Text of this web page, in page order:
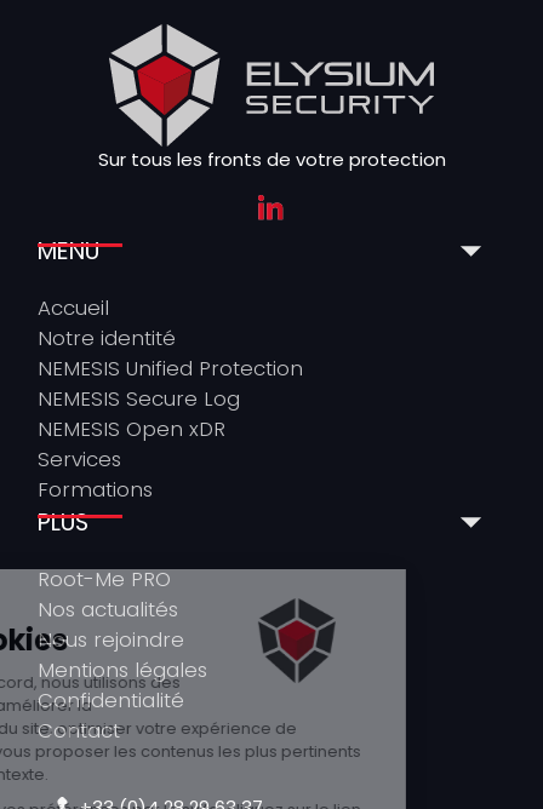
Sur tous les fronts de votre protection
MENU
Accueil
Notre identité
NEMESIS Unified Protection
NEMESIS Secure Log
NEMESIS Open xDR
Services
Formations
PLUS
Root-Me PRO
Nos actualités
Nous rejoindre
Mentions légales
Confidentialité
Contact